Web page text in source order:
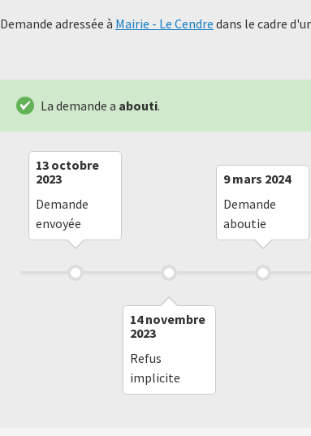
Demande adressée à Mairie - Le Cendre dans le cadre
La demande a abouti.
13 octobre
2023
Demande
envoyée
14 novembre
2023
Refus
implicite
9 mars 2024
Demande
aboutie